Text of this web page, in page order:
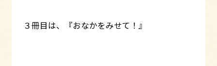
３冊目は、『おなかをみせて！』